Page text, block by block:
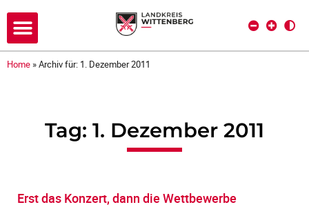
Home »Archiv für: 1. Dezember 2011
Tag: 1. Dezember 2011
Erst das Konzert, dann die Wettbewerbe